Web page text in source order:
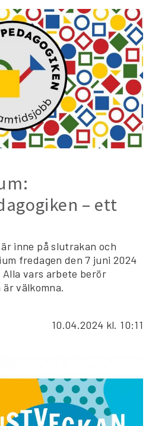
– ett
inne på slutrakan och
fredagen den 7 juni 2024
vars arbete berör
välkomna.
10.04.2024 kl. 10:11